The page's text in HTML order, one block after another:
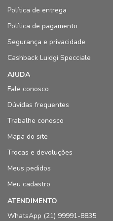
Política de entrega
Política de pagamento
Segurança e privacidade
Cashback Luidgi Specciale
AJUDA
Fale conosco
Dúvidas frequentes
Trabalhe conosco
Mapa do site
Trocas e devoluções
Meus pedidos
Meu cadastro
ATENDIMENTO
WhatsApp (21) 99991-8835